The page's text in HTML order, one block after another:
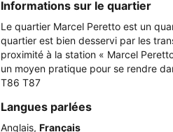
Informations sur le quartier
Le quartier Marcel Peretto est un
quartier est bien desservi par les
proximité à la station « Marcel
un moyen pratique pour se rendre
T86 T87
Langues parlées
Anglais, Français